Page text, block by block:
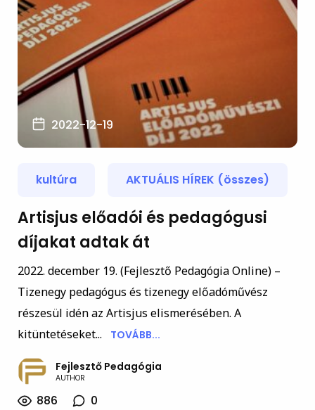
2022-12-19
kultúra AKTUÁLIS HÍREK (összes)
Artisjus előadói és pedagógusi
díjakat adtak át
2022. december 19. (Fejlesztő Pedagógia Online) –
Tizenegy pedagógus és tizenegy előadóművész
részesül idén az Artisjus elismerésében. A
kitüntetéseket...
TOVÁBB...
Fejlesztő Pedagógia
AUTHOR
886 0